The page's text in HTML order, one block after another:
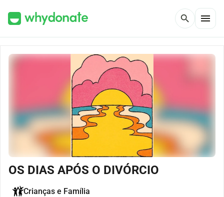
search menu
OS DIAS APÓS O DIVÓRCIO
Crianças e Família